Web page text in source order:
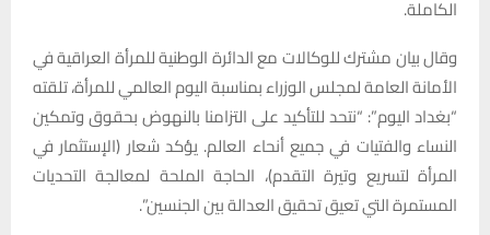
الكاملة.
وقال بيان مشترك للوكالات مع الدائرة الوطنية للمرأة العراقية في
الأمانة العامة لمجلس الوزراء بمناسبة اليوم العالمي للمرأة، تلقته
“بغداد اليوم”: “نتحد للتأكيد على التزامنا بالنهوض بحقوق وتمكين
النساء والفتيات في جميع أنحاء العالم. يؤكد شعار (الإستثمار في
المرأة لتسريع وتيرة التقدم)، الحاجة الملحة لمعالجة التحديات
المستمرة التي تعيق تحقيق العدالة بين الجنسين”.